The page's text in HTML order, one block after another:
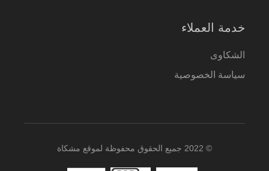
خدمة العملاء
الشكاوى
سياسة الخصوصية
© 2022 جميع الحقوق محفوظة لموقع مشكاة